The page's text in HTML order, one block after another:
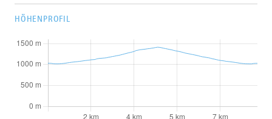
HÖHENPROFIL